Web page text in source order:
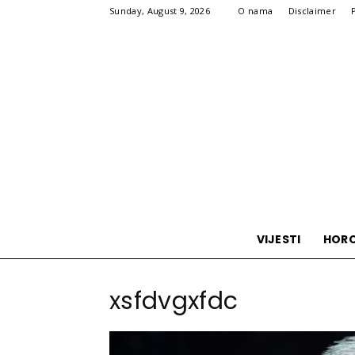
Sunday, August 9, 2026 O nama Disclaimer
VIJESTI
xsfdvgxfdc